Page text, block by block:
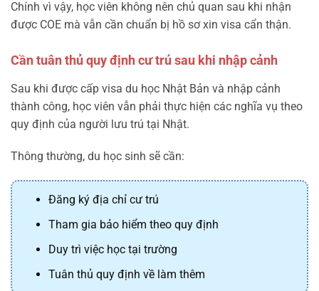
Chính vì vậy, học viên không nên chủ quan sau khi nhận
được COE mà vẫn cần chuẩn bị hồ sơ xin visa cẩn thận.
Cần tuân thủ quy định cư trú sau khi nhập cảnh
Sau khi được cấp visa du học Nhật Bản và nhập cảnh
thành công, học viên vẫn phải thực hiện các nghĩa vụ theo
quy định của người lưu trú tại Nhật.
Thông thường, du học sinh sẽ cần:
Đăng ký địa chỉ cư trú
Tham gia bảo hiểm theo quy định
Duy trì việc học tại trường
Tuân thủ quy định về làm thêm